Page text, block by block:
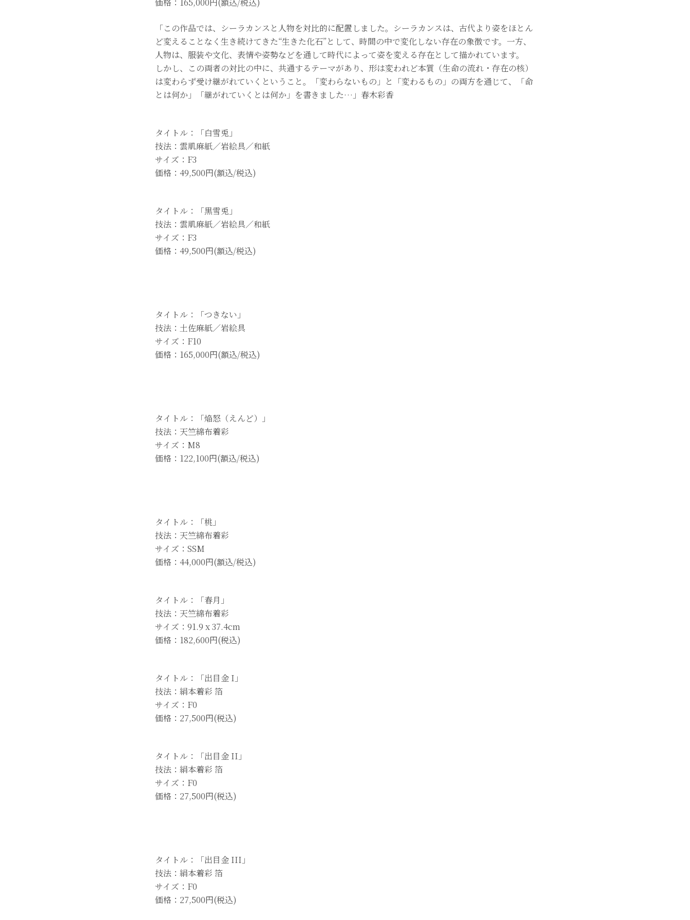
「この作品では、シーラカンスと人物を対比的に配置しました。シーラカンスは、古代より姿をほとん
ど変えることなく生き続けてきた“生きた化石”として、時間の中で変化しない存在の象徴です。一方、
人物は、服装や文化、表情や姿勢などを通して時代によって姿を変える存在として描かれています。
しかし、この両者の対比の中に、共通するテーマがあり、形は変われど本質（生命の流れ・存在の核）
は変わらず受け継がれていくということ。「変わらないもの」と「変わるもの」の両方を通じて、「命
とは何か」「継がれていくとは何か」を書きました…」春木彩香
タイトル：「白雪兎」
技法：雲肌麻紙／岩絵具／和紙
サイズ：F3
価格：49,500円(額込/税込)
タイトル：「黒雪兎」
技法：雲肌麻紙／岩絵具／和紙
サイズ：F3
価格：49,500円(額込/税込)
タイトル：「つきない」
技法：土佐麻紙／岩絵具
サイズ：F10
価格：165,000円(額込/税込)
タイトル：「焔怒（えんど）」
技法：天竺綿布着彩
サイズ：M8
価格：122,100円(額込/税込)
タイトル：「桃」
技法：天竺綿布着彩
サイズ：SSM
価格：44,000円(額込/税込)
タイトル：「春月」
技法：天竺綿布着彩
サイズ：91.9 x 37.4cm
価格：182,600円(税込)
タイトル：「出目金 I」
技法：絹本着彩 箔
サイズ：F0
価格：27,500円(税込)
タイトル：「出目金 II」
技法：絹本着彩 箔
サイズ：F0
価格：27,500円(税込)
タイトル：「出目金 III」
技法：絹本着彩 箔
サイズ：F0
価格：27,500円(税込)